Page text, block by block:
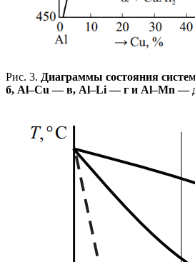
Рис. 3. Диаграммы состояния
б, Al–Cu — в, Al–Li — г и Al–Mn —